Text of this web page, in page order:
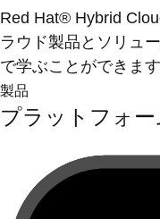
Red Hat® Hybrid
ラウド製品とソリュ
で学ぶことができます
製品
プラットフォ